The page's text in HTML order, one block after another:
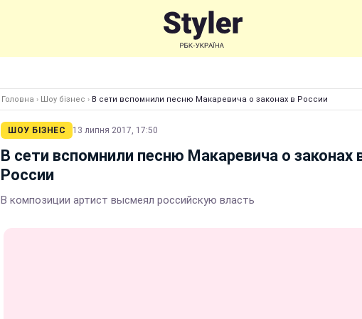
Головна › Шоу бізнес › В сети вспомнили песню Макаревича о законах в России
ШОУ БІЗНЕС 13 липня 2017, 17:50
В сети вспомнили песню Макаревича о законах
России
В композиции артист высмеял российскую власть